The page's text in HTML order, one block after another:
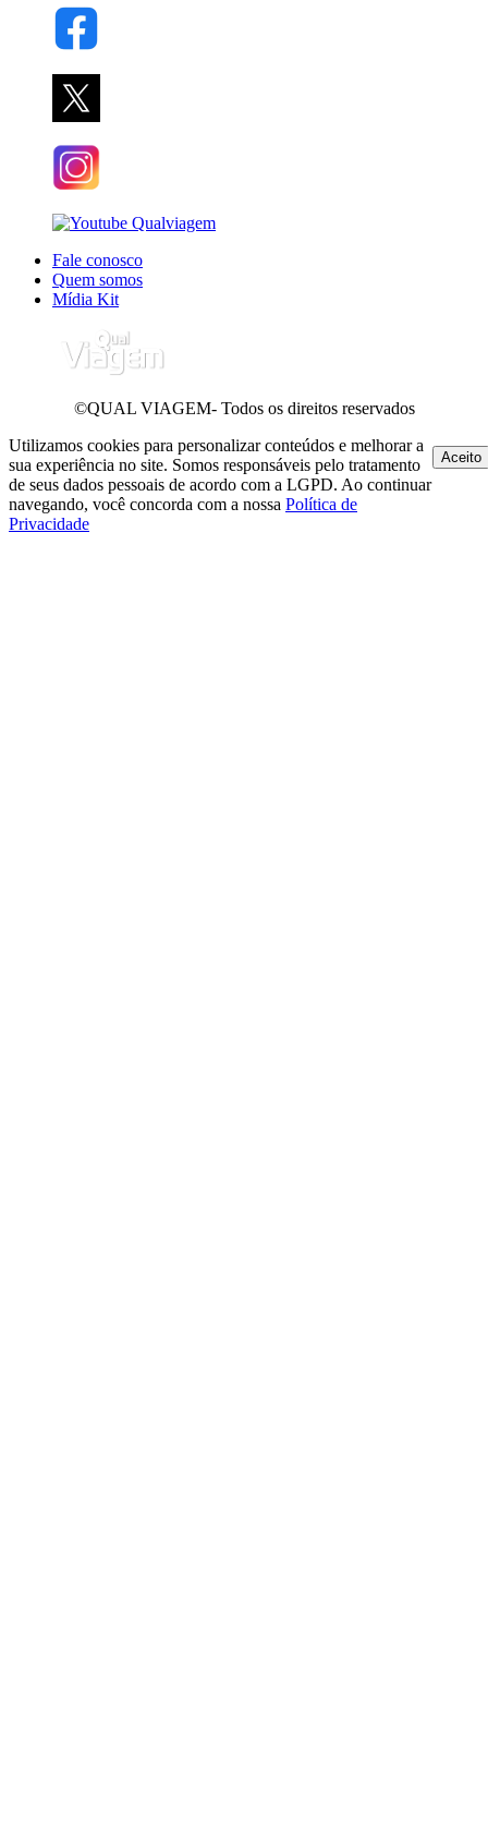
Fale conosco
Quem somos
Mídia Kit
©QUAL VIAGEM- Todos os direitos reservados
Utilizamos cookies para personalizar conteúdos e melhorar a
sua experiência no site. Somos responsáveis pelo tratamento
de seus dados pessoais de acordo com a LGPD. Ao continuar
navegando, você concorda com a nossa Política de
Privacidade
Aceito